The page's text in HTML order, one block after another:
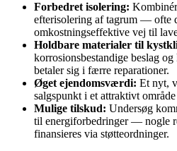
Forbedret isolering:
efterisolering af tagrum — ofte
omkostningseffektive vej til
Holdbare materialer til
korrosionsbestandige beslag
betaler sig i færre reparationer.
Øget ejendomsværdi: Et nyt,
salgspunkt i et attraktivt
Mulige tilskud: Undersøg
til energiforbedringer — nogle
finansieres via støtteordninger.